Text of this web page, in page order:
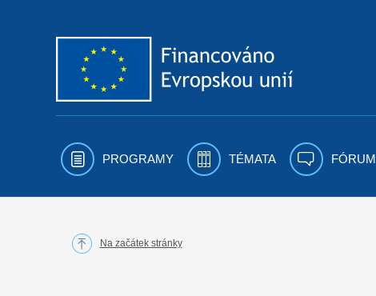
PROGRAMY TÉMATA FÓRUM
Na začátek stránky